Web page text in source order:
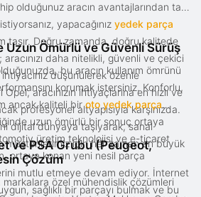
olduğunuz aracın avantajlarından tam
yapacağınız yedek parça
taşır. Doğru zamanda, doğru kalitede
daha nitelikli, güvenli ve çekici
düşünülerek özenle
aracınızın ihtiyaçlarına en hızlı ve
profesyonel altyapısıyla karşınızda.
dijital dünyaya taşıyarak, sanal
müşterilerimiz için her zaman en büyük
Uzun Ömürlü ve Güvenli Sürüş
bu aracın kullanım ömrünü
korumak istersiniz. Konforlu,
ancak kaliteli biroto yedek parça
uzun ömürlü bir sonuç ortaya
üretim teknolojisi ve e-ticaret
ortaya konan yeni nesil parça
mutlu etmeye devam ediyor. İnternet
sağlıklı bir parçayı bulmak ve bu
ve PSA Grubu (Peugeot,
Çözüm
markalara özel mühendislik çözümleri